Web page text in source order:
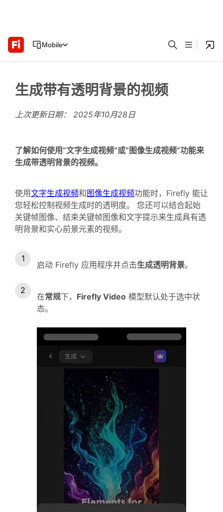
Mobile
生成带有透明背景的视频
上次更新日期： 2025年10月28日
了解如何使用“文字生成视频”或“图像生成视频”功能来
生成带透明背景的视频。
使用文字生成视频和图像生成视频功能时，Firefly 能让
您轻松控制视频生成时的透明度。 您还可以结合起始
关键帧图像、结束关键帧图像和文字提示来生成具有透
明背景和实心前景元素的视频。
启动 Firefly 应用程序并点击生成透明背景。
在常规下， Firefly Video 模型默认处于选中状
态。